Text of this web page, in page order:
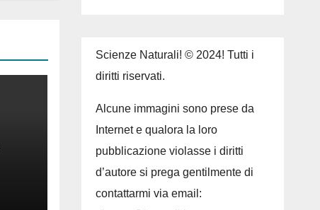
Scienze Naturali! © 2024! Tutti i
diritti riservati.
Alcune immagini sono prese da
Internet e qualora la loro
pubblicazione violasse i diritti
d’autore si prega gentilmente di
contattarmi via email: